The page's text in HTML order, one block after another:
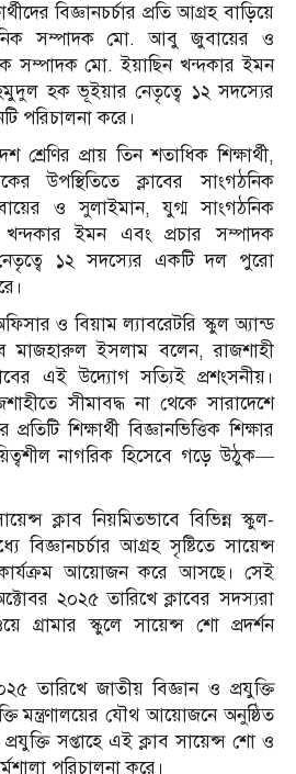
বিজ্ঞানচর্চার প্রতি আগ্রহ বাড়িয়ে
সম্পাদক মো. আবু জুবায়ের ও
সম্পাদক মো. ইয়াছিন খন্দকার ইমন
হক ভূইয়ার নেতৃত্বে ১২ সদস্যের
পরিচালনা করে।
শ্রেণির প্রায় তিন শতাধিক শিক্ষার্থী,
উপস্থিতিতে ক্লাবের সাংগঠনিক
ও সুলাইমান, যুগ্ম সাংগঠনিক
ইমন এবং প্রচার সম্পাদক
১২ সদস্যের একটি দল পুরো
ও বিয়াম ল্যাবরেটরি স্কুল অ্যান্ড
মাজহারুল ইসলাম বলেন, রাজশাহী
এই উদ্যোগ সত্যিই প্রশংসনীয়।
সীমাবদ্ধ না থেকে সারাদেশে
শিক্ষার্থী বিজ্ঞানভিত্তিক শিক্ষার
নাগরিক হিসেবে গড়ে উঠুক—
ক্লাব নিয়মিতভাবে বিভিন্ন স্কুল-
বিজ্ঞানচর্চার আগ্রহ সৃষ্টিতে সায়েন্স
আয়োজন করে আসছে। সেই
২০২৫ তারিখে ক্লাবের সদস্যরা
গ্রামার স্কুলে সায়েন্স শো প্রদর্শন
তারিখে জাতীয় বিজ্ঞান ও প্রযুক্তি
মন্ত্রণালয়ের যৌথ আয়োজনে অনুষ্ঠিত
সপ্তাহে এই ক্লাব সায়েন্স শো ও
পরিচালনা করে।